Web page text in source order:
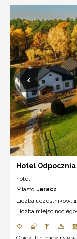
Hotel Odpocznia
hotel
Miasto:Jaracz
Liczba uczestników:
Liczba miejsc
Obiekt ten mieści się